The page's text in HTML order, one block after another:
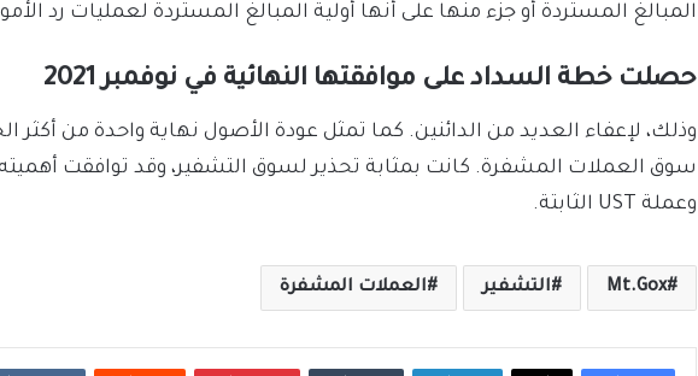
المبالغ المستردة أو جزء منها على أنها أولية المبالغ المستردة لعمليات رد
حصلت خطة السداد على موافقتها النهائية في نوفمبر 2021
وذلك، لإعفاء العديد من الدائنين. كما تمثل عودة الأصول نهاية واحدة من أكثر
سوق العملات المشفرة. كانت بمثابة تحذير لسوق التشفير، وقد توافقت أهميته
وعملة UST الثابتة.
Mt.Gox التشفير العملات المشفرة